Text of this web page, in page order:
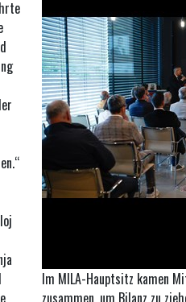
Im MILA-Hauptsitz kamen
zusammen, um Bilanz zu